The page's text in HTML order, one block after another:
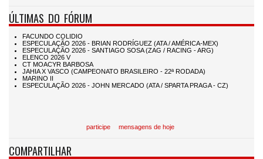
ÚLTIMAS DO FÓRUM
participe mensagens de hoje
COMPARTILHAR